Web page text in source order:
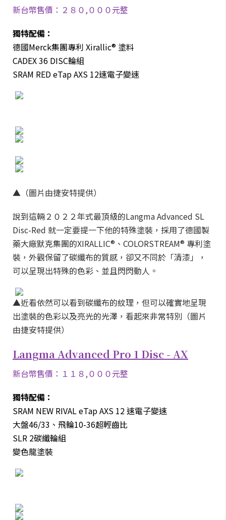
新台幣售價：２８０,０００元整
獨特配備：
德國Merck集團專利 Xirallic® 塗料
CADEX 36 DISC輪組
SRAM RED eTap AXS 12速電子變速
▲（圖片由捷安特提供）
說到這輛２０２２年式最頂級的Langma Advanced SL
Disc-Red 就一定要提一下他的特殊塗裝，採用了德國製
藥大廠默克集團的XIRALLIC®、COLORSTREAM® 專利塗
裝，外觀保留了碳纖布的質感，卻又不同於「清漆」，
可以呈現出特殊的色彩、並且閃閃動人。
▲近看依然可以看到碳纖布的紋理，但可以確實地呈現
出塗裝的色彩以及亮光的光澤，看起來非常特別（圖片
由捷安特提供）
Langma Advanced Pro 1 Disc - AX
新台幣售價：１１８,０００元整
獨特配備：
SRAM NEW RIVAL eTap AXS 12 速電子變速
大盤46/33、飛輪10-36超輕齒比
SLR 2碳纖輪組
變色龍塗裝